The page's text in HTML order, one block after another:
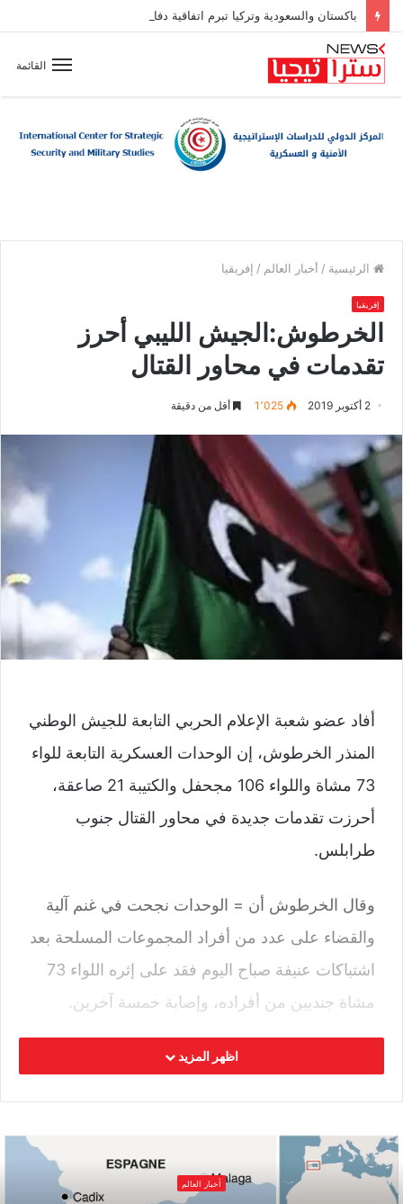
باكستان والسعودية وتركيا تبرم اتفاقية دفاع مشترك
القائمة
الرئيسية / أخبار العالم / إفريقيا
إفريقيا
الخرطوش:الجيش الليبي أحرز
تقدمات في محاور القتال
2 أكتوبر 2019 1٬025 أقل من دقيقة
أفاد عضو شعبة الإعلام الحربي التابعة للجيش الوطني
المنذر الخرطوش، إن الوحدات العسكرية التابعة للواء
73 مشاة واللواء 106 مجحفل والكتيبة 21 صاعقة،
أحرزت تقدمات جديدة في محاور القتال جنوب
طرابلس.
وقال الخرطوش أن = الوحدات نجحت في غنم آلية
والقضاء على عدد من أفراد المجموعات المسلحة بعد
اشتباكات عنيفة صباح اليوم فقد على إثره اللواء 73
مشاة جنديين من أفراده، وإصابة خمسة آخرين.
كوبري المطار السواني.
اظهر المزيد
أخبار العالم